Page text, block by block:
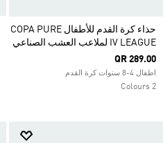
حذاء كرة القدم للأطفال COPA PURE
IV LEAGUE لملاعب العشب الصناعي
QR 289.00
اطفال 4-8 سنوات كرة القدم
2 Colours